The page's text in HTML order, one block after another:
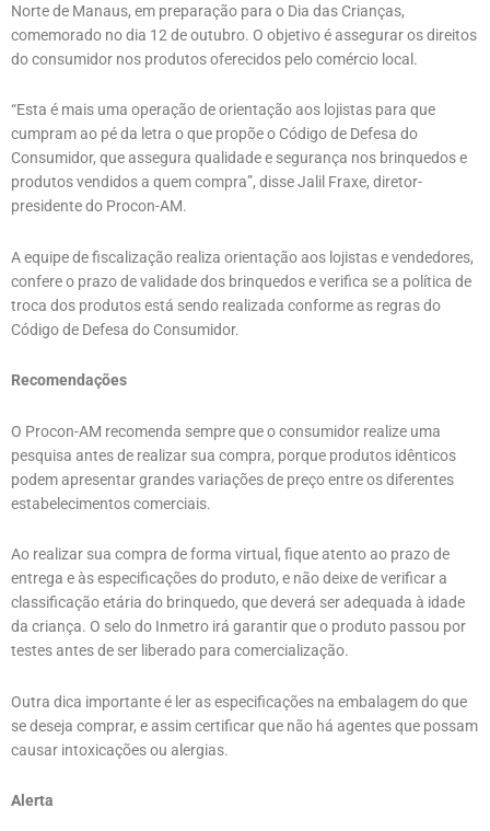
Norte de Manaus, em preparação para o Dia das Crianças,
comemorado no dia 12 de outubro. O objetivo é assegurar os direitos
do consumidor nos produtos oferecidos pelo comércio local.
“Esta é mais uma operação de orientação aos lojistas para que
cumpram ao pé da letra o que propõe o Código de Defesa do
Consumidor, que assegura qualidade e segurança nos brinquedos e
produtos vendidos a quem compra”, disse Jalil Fraxe, diretor-
presidente do Procon-AM.
A equipe de fiscalização realiza orientação aos lojistas e vendedores,
confere o prazo de validade dos brinquedos e verifica se a política de
troca dos produtos está sendo realizada conforme as regras do
Código de Defesa do Consumidor.
Recomendações
O Procon-AM recomenda sempre que o consumidor realize uma
pesquisa antes de realizar sua compra, porque produtos idênticos
podem apresentar grandes variações de preço entre os diferentes
estabelecimentos comerciais.
Ao realizar sua compra de forma virtual, fique atento ao prazo de
entrega e às especificações do produto, e não deixe de verificar a
classificação etária do brinquedo, que deverá ser adequada à idade
da criança. O selo do Inmetro irá garantir que o produto passou por
testes antes de ser liberado para comercialização.
Outra dica importante é ler as especificações na embalagem do que
se deseja comprar, e assim certificar que não há agentes que possam
causar intoxicações ou alergias.
Alerta